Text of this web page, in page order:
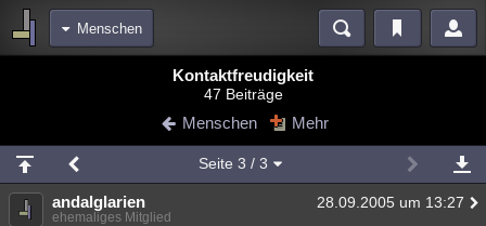
Menschen
Blogs
Chat Wiki Neuigkeiten
meine Rubriken
Menschen Wissenschaft Mystery Kriminalfälle
Kontaktfreudigkeit
47 Beiträge
Menschen Mehr
Seite 3 / 3
andalglarien 28.09.2005 um 13:27
ehemaliges Mitglied